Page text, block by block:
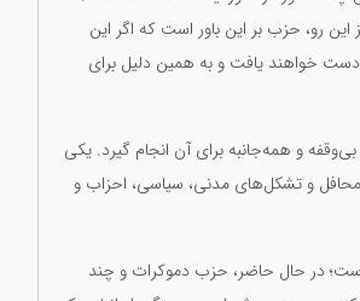
این رو، حزب بر این باور است که اگر این
خواهند یافت و به همین دلیل برای
و همه‌جانبه برای آن انجام گیرد. یکی
محافل و تشکل‌های مدنی، سیاسی، احزاب و
است؛ در حال حاضر، حزب دموکرات و چند